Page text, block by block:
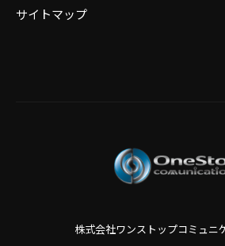
サイトマップ
株式会社ワンストップコミュニ